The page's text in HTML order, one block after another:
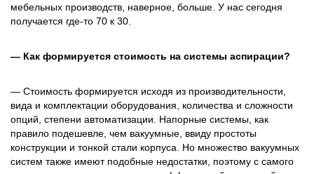
мебельных производств, наверное, больше. У нас сегодня
получается где-то 70 к 30.
— Как формируется стоимость на системы аспирации?
— Стоимость формируется исходя из производительности,
вида и комплектации оборудования, количества и сложности
опций, степени автоматизации. Напорные системы, как
правило подешевле, чем вакуумные, ввиду простоты
конструкции и тонкой стали корпуса. Но множество вакуумных
систем также имеют подобные недостатки, поэтому с самого